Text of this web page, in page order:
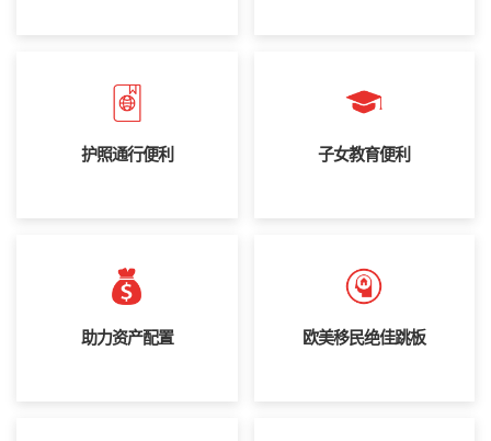
护照通行便利 子女教育便利
助力资产配置 欧美移民绝佳跳板